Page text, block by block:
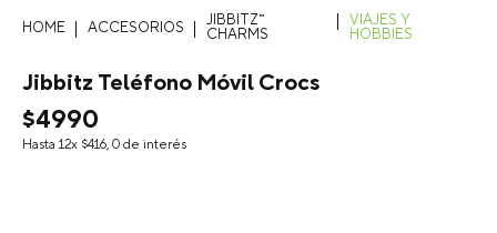
ACCESORIOS
JIBBITZ™
CHARMS
VIAJES Y
HOBBIES
Jibbitz Teléfono Móvil Crocs
$4990
Hasta 12x $416, 0 de interés